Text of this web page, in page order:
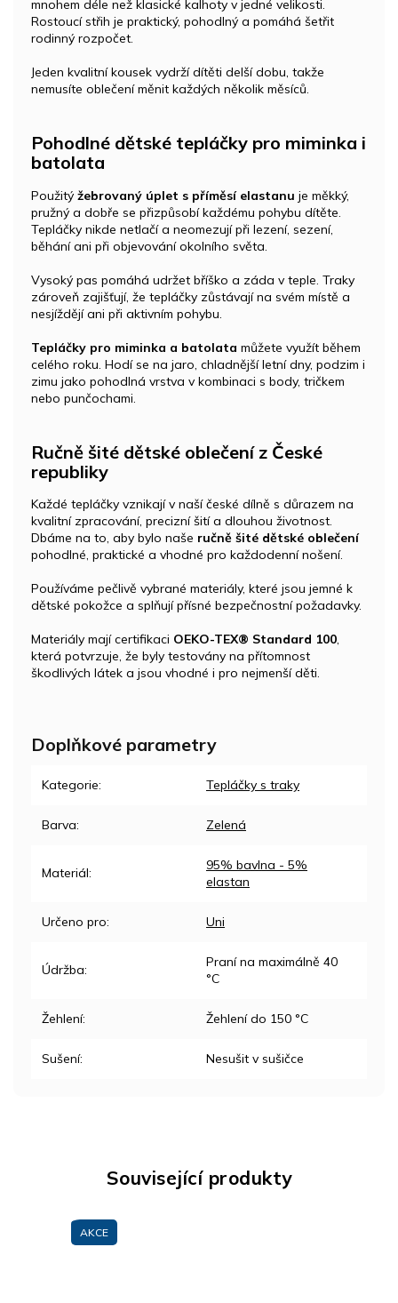
Související produkty
AKCE
mnohem déle než klasické kalhoty v jedné velikosti.
Rostoucí střih je praktický, pohodlný a pomáhá šetřit
rodinný rozpočet.
Jeden kvalitní kousek vydrží dítěti delší dobu, takže
nemusíte oblečení měnit každých několik měsíců.
Pohodlné dětské tepláčky pro miminka i
batolata
Použitý žebrovaný úplet s příměsí elastanu je měkký,
pružný a dobře se přizpůsobí každému pohybu dítěte.
Tepláčky nikde netlačí a neomezují při lezení, sezení,
běhání ani při objevování okolního světa.
Vysoký pas pomáhá udržet bříško a záda v teple. Traky
zároveň zajišťují, že tepláčky zůstávají na svém místě a
nesjíždějí ani při aktivním pohybu.
Tepláčky pro miminka a batolata můžete využít během
celého roku. Hodí se na jaro, chladnější letní dny, podzim i
zimu jako pohodlná vrstva v kombinaci s body, tričkem
nebo punčochami.
Ručně šité dětské oblečení z České
republiky
Každé tepláčky vznikají v naší české dílně s důrazem na
kvalitní zpracování, precizní šití a dlouhou životnost.
Dbáme na to, aby bylo naše ručně šité dětské oblečení
pohodlné, praktické a vhodné pro každodenní nošení.
Používáme pečlivě vybrané materiály, které jsou jemné k
dětské pokožce a splňují přísné bezpečnostní požadavky.
Materiály mají certifikaci OEKO-TEX® Standard 100,
která potvrzuje, že byly testovány na přítomnost
škodlivých látek a jsou vhodné i pro nejmenší děti.
Doplňkové parametry
Kategorie: Tepláčky s traky
Barva: Zelená
Materiál:
95% bavlna - 5%
elastan
Určeno pro: Uni
Údržba:
Praní na maximálně 40
°C
Žehlení: Žehlení do 150 °C
Sušení: Nesušit v sušičce